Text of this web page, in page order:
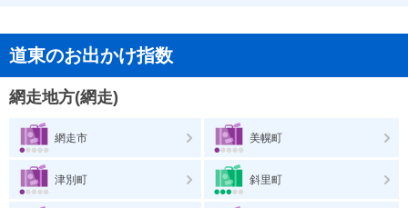
道東のお出かけ指数
網走地方(網走)
網走市 美幌町
津別町 斜里町